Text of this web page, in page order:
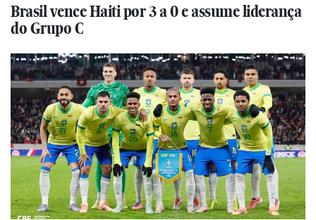
Brasil vence Haiti por 3 a 0 e assume liderança
do Grupo C